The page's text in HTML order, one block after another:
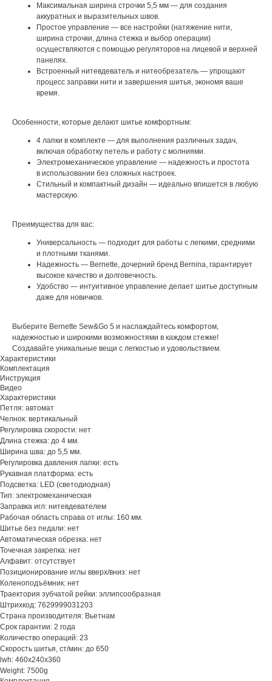
Максимальная ширина строчки 5,5 мм — для создания
аккуратных и выразительных швов.
Простое управление — все настройки (натяжение нити,
ширина строчки, длина стежка и выбор операции)
осуществляются с помощью регуляторов на лицевой и верхней
панелях.
Встроенный нитевдеватель и нитеобрезатель — упрощают
процесс заправки нити и завершения шитья, экономя ваше
время.
Особенности, которые делают шитье комфортным:
4 лапки в комплекте — для выполнения различных задач,
включая обработку петель и работу с молниями.
Электромеханическое управление — надежность и простота
в использовании без сложных настроек.
Стильный и компактный дизайн — идеально впишется в любую
мастерскую.
Преимущества для вас:
Универсальность — подходит для работы с легкими, средними
и плотными тканями.
Надежность — Bernette, дочерний бренд Bernina, гарантирует
высокое качество и долговечность.
Удобство — интуитивное управление делает шитье доступным
даже для новичков.
Выберите Bernette Sew&Go 5 и наслаждайтесь комфортом,
надежностью и широкими возможностями в каждом стежке!
Создавайте уникальные вещи с легкостью и удовольствием.
Характеристики
Комплектация
Инструкция
Видео
Характеристики
Петля: автомат
Челнок: вертикальный
Регулировка скорости: нет
Длина стежка: до 4 мм.
Ширина шва: до 5,5 мм.
Регулировка давления лапки: есть
Рукавная платформа: есть
Подсветка: LED (светодиодная)
Тип: электромеханическая
Заправка игл: нитевдевателем
Рабочая область справа от иглы: 160 мм.
Шитье без педали: нет
Автоматическая обрезка: нет
Точечная закрепка: нет
Алфавит: отсутствует
Позиционирование иглы вверх/вниз: нет
Коленоподъёмник: нет
Траектория зубчатой рейки: эллипсообразная
Штрихкод: 7629999031203
Страна производителя: Вьетнам
Срок гарантии: 2 года
Количество операций: 23
Скорость шитья, ст/мин: до 650
lwh: 460x240x360
Weight: 7500g